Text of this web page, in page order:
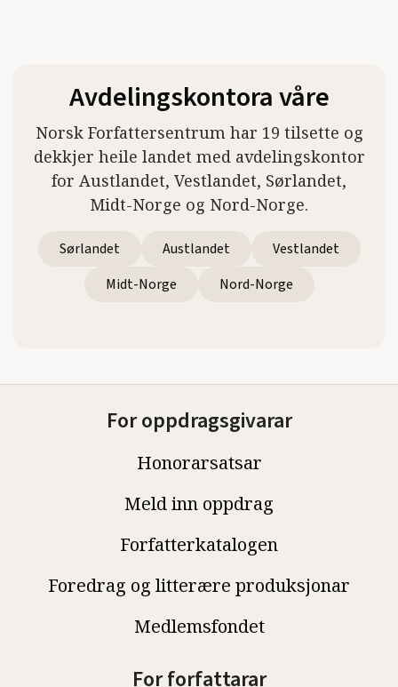
Avdelingskontora våre
Norsk Forfattersentrum har 19 tilsette og
dekkjer heile landet med avdelingskontor
for Austlandet, Vestlandet, Sørlandet,
Midt-Norge og Nord-Norge.
Sørlandet Austlandet
Vestlandet
Midt-Norge
Nord-Norge
For oppdragsgivarar
Honorarsatsar
Meld inn oppdrag
Forfatterkatalogen
Foredrag og litterære produksjonar
Medlemsfondet
For forfattarar